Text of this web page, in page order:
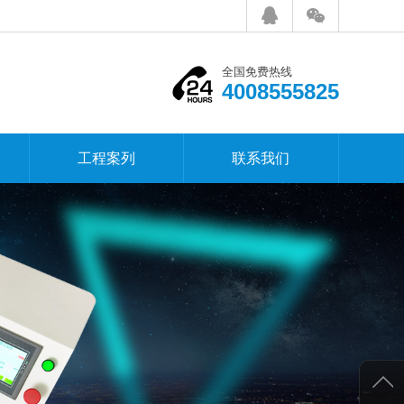
全国免费热线
4008555825
工程案列 联系我们